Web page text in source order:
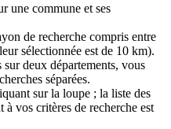
une commune et ses
de recherche compris entre
sélectionnée est de 10 km).
deux départements, vous
séparées.
sur la loupe ; la liste des
vos critères de recherche est